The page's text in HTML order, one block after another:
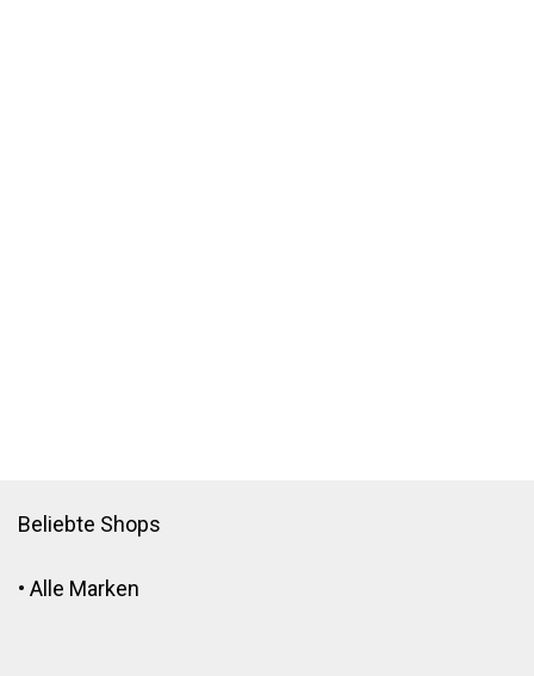
Beliebte Shops
• Alle Marken